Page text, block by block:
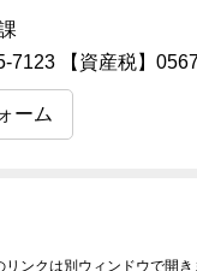
7123 【資産税】
ーム
リンクは別ウィンドウで開き